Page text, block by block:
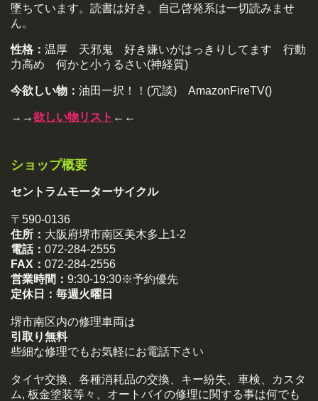
墜ちています。読書は好き。自己啓発系は一切読みませ
ん。
性格： 温厚 天邪鬼 好き嫌いがはっきりしてます 行動
力高め 何かと小うるさい(神経質)
今欲しい物： 油田一択！！(冗談) AmazonFireTV()
→→欲しい物リスト ←←
ショップ概要
セントラムモーターサイクル
〒590-0136
住所： 大阪府堺市南区美木多上1-2
電話： 072-284-2555
FAX： 072-284-2556
営業時間： 9:30-19:30※予約優先
定休日： 毎週火曜日
堺市南区内の修理車両は
引取り無料
些細な修理でもお気軽にお電話下さい
タイヤ交換、各種消耗品の交換、キー紛失、車検、カスタ
ム, 板金塗装等々、オートバイの修理に関する事は何でも